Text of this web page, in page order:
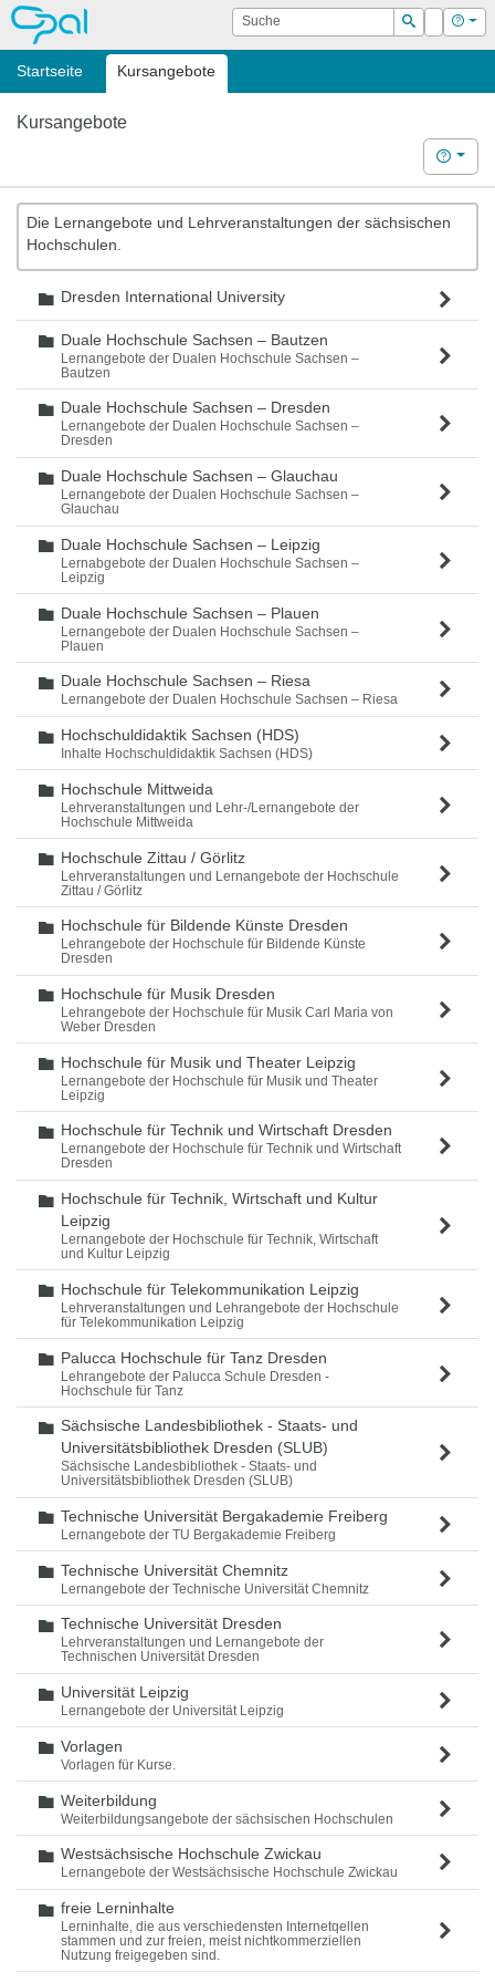
OPAL Suche
Suchen
Login Hilfe
Startseite Kursangebote
Kursangebote
Hilfe
Die Lernangebote und Lehrveranstaltungen der sächsischen
Hochschulen.
Ordner
Dresden International University
Ordner
Duale Hochschule Sachsen – Bautzen
Lernangebote der Dualen Hochschule Sachsen –
Bautzen
Ordner
Duale Hochschule Sachsen – Dresden
Lernangebote der Dualen Hochschule Sachsen –
Dresden
Ordner
Duale Hochschule Sachsen – Glauchau
Lernangebote der Dualen Hochschule Sachsen –
Glauchau
Ordner
Duale Hochschule Sachsen – Leipzig
Lernabgebote der Dualen Hochschule Sachsen –
Leipzig
Ordner
Duale Hochschule Sachsen – Plauen
Lernangebote der Dualen Hochschule Sachsen –
Plauen
Ordner
Duale Hochschule Sachsen – Riesa
Lernangebote der Dualen Hochschule Sachsen – Riesa
Ordner
Hochschuldidaktik Sachsen (HDS)
Inhalte Hochschuldidaktik Sachsen (HDS)
Ordner
Hochschule Mittweida
Lehrveranstaltungen und Lehr-/Lernangebote der
Hochschule Mittweida
Ordner
Hochschule Zittau / Görlitz
Lehrveranstaltungen und Lernangebote der Hochschule
Zittau / Görlitz
Ordner
Hochschule für Bildende Künste Dresden
Lehrangebote der Hochschule für Bildende Künste
Dresden
Ordner
Hochschule für Musik Dresden
Lehrangebote der Hochschule für Musik Carl Maria von
Weber Dresden
Ordner
Hochschule für Musik und Theater Leipzig
Lernangebote der Hochschule für Musik und Theater
Leipzig
Ordner
Hochschule für Technik und Wirtschaft Dresden
Lernangebote der Hochschule für Technik und Wirtschaft
Dresden
Ordner
Hochschule für Technik, Wirtschaft und Kultur
Leipzig
Lernangebote der Hochschule für Technik, Wirtschaft
und Kultur Leipzig
Ordner
Hochschule für Telekommunikation Leipzig
Lehrveranstaltungen und Lehrangebote der Hochschule
für Telekommunikation Leipzig
Ordner
Palucca Hochschule für Tanz Dresden
Lehrangebote der Palucca Schule Dresden -
Hochschule für Tanz
Ordner
Sächsische Landesbibliothek - Staats- und
Universitätsbibliothek Dresden (SLUB)
Sächsische Landesbibliothek - Staats- und
Universitätsbibliothek Dresden (SLUB)
Ordner
Technische Universität Bergakademie Freiberg
Lernangebote der TU Bergakademie Freiberg
Ordner
Technische Universität Chemnitz
Lernangebote der Technische Universität Chemnitz
Ordner
Technische Universität Dresden
Lehrveranstaltungen und Lernangebote der
Technischen Universität Dresden
Ordner
Universität Leipzig
Lernangebote der Universität Leipzig
Ordner
Vorlagen
Vorlagen für Kurse.
Ordner
Weiterbildung
Weiterbildungsangebote der sächsischen Hochschulen
Ordner
Westsächsische Hochschule Zwickau
Lernangebote der Westsächsische Hochschule Zwickau
Ordner
freie Lerninhalte
Lerninhalte, die aus verschiedensten Internetqellen
stammen und zur freien, meist nichtkommerziellen
Nutzung freigegeben sind.